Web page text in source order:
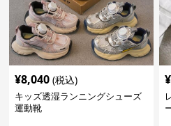
¥8,040 (税込)
キッズ透湿ランニングシューズ
運動靴
¥